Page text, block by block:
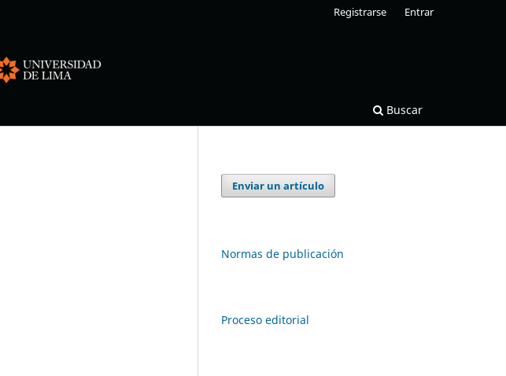
Buscar
Registrarse Entrar
Enviar un artículo
Normas de publicación
Proceso editorial